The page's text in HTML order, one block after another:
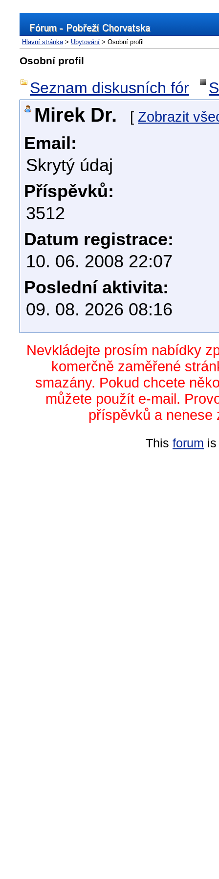
Hlavní stránka> Ubytování > Osobní profil
Osobní profil
Seznam diskusních fór
Mirek Dr. [ Zobrazit
Email:
Skrytý údaj
Příspěvků:
3512
Datum registrace:
10. 06. 2008 22:07
Poslední aktivita:
09. 08. 2026 08:16
Nevkládejte prosím nabídky
komerčně zaměřené
smazány. Pokud chcete
můžete použít e-mail.
příspěvků a nenese
This forum